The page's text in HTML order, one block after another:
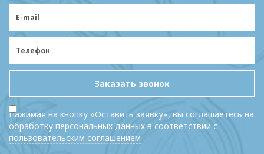
Заказать звонок
Нажимая на кнопку «Оставить заявку», вы соглашаетесь на
обработку персональных данных в соответствии с
пользовательским соглашением